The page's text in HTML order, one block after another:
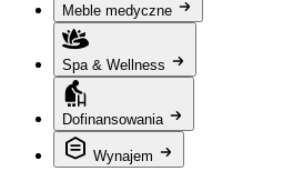
Meble medyczne
Spa & Wellness
Dofinansowania
Wynajem